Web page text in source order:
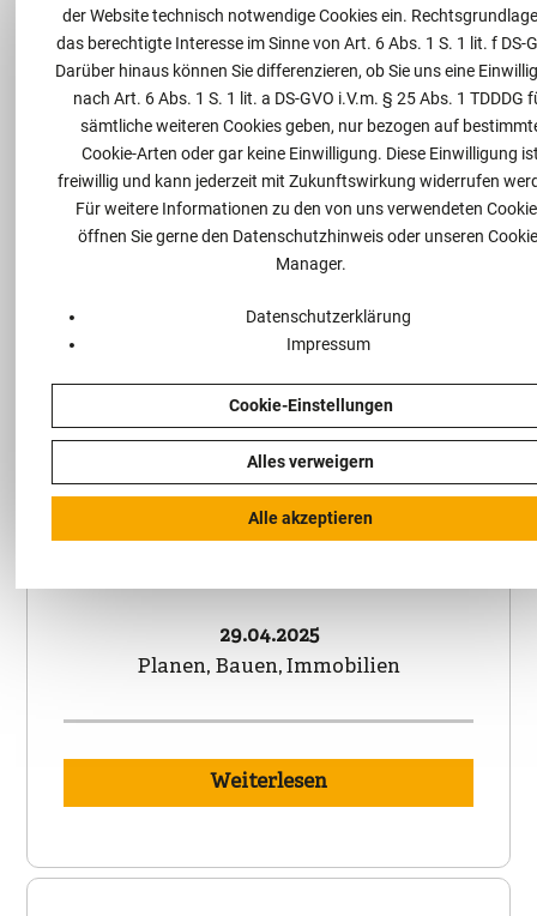
Planen, Bauen, Immobilien
Weiterlesen
Recht auf
Einsichtnahme ins
Grundbuch für
Entwickler von
PV/Windvorhaben
29.04.2025
Planen, Bauen, Immobilien
Weiterlesen
der Website technisch notwendige Cookies ein.
das berechtigte Interesse im Sinne von Art. 6 Abs. 1 S. 1 lit. f DS-
Darüber hinaus können Sie differenzieren, ob Sie uns eine
nach Art. 6 Abs. 1 S. 1 lit. a DS-GVO i.V.m. § 25 Abs. 1 TDDDG
sämtliche weiteren Cookies geben, nur bezogen auf
Cookie-Arten oder gar keine Einwilligung. Diese Einwilligung
freiwillig und kann jederzeit mit Zukunftswirkung widerrufen
Für weitere Informationen zu den von uns verwendeten
öffnen Sie gerne den Datenschutzhinweis oder unseren
Manager.
Datenschutzerklärung
Impressum
Cookie-Einstellungen
Alles verweigern
Alle akzeptieren